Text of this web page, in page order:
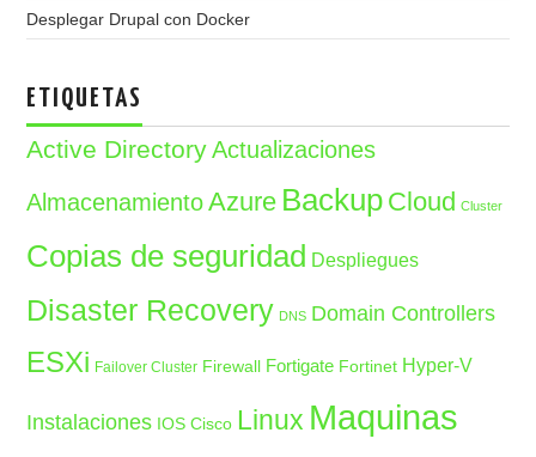
Desplegar Drupal con Docker
ETIQUETAS
Active Directory Actualizaciones
Almacenamiento Azure Backup Cloud Cluster
Copias de seguridad Despliegues
Disaster Recovery DNS Domain Controllers
ESXi Failover Cluster Firewall Fortigate Fortinet Hyper-V
Instalaciones IOS Cisco Linux Maquinas